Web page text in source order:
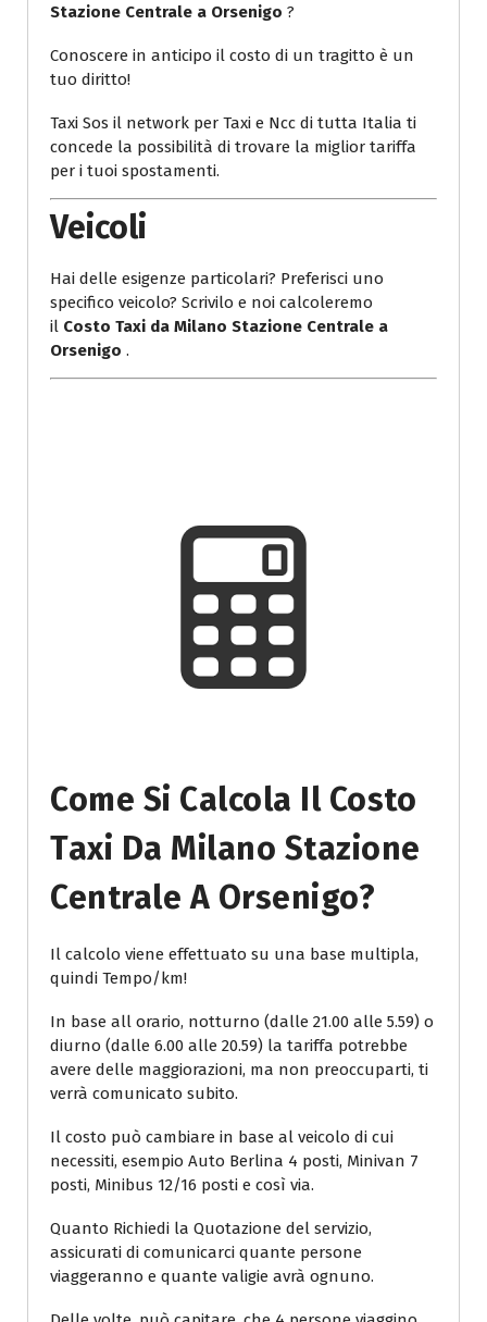
Stazione Centrale a Orsenigo ?
Conoscere in anticipo il costo di un tragitto è un
tuo diritto!
Taxi Sos il network per Taxi e Ncc di tutta Italia ti
concede la possibilità di trovare la miglior tariffa
per i tuoi spostamenti.
Veicoli
Hai delle esigenze particolari? Preferisci uno
specifico veicolo? Scrivilo e noi calcoleremo
il Costo Taxi da Milano Stazione Centrale a
Orsenigo .
Come Si Calcola Il Costo
Taxi Da Milano Stazione
Centrale A Orsenigo?
Il calcolo viene effettuato su una base multipla,
quindi Tempo/km!
In base all orario, notturno (dalle 21.00 alle 5.59) o
diurno (dalle 6.00 alle 20.59) la tariffa potrebbe
avere delle maggiorazioni, ma non preoccuparti, ti
verrà comunicato subito.
Il costo può cambiare in base al veicolo di cui
necessiti, esempio Auto Berlina 4 posti, Minivan 7
posti, Minibus 12/16 posti e così via.
Quanto Richiedi la Quotazione del servizio,
assicurati di comunicarci quante persone
viaggeranno e quante valigie avrà ognuno.